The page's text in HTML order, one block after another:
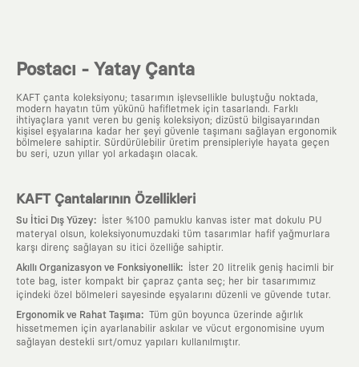
Postacı - Yatay Çanta
KAFT çanta koleksiyonu; tasarımın işlevsellikle buluştuğu noktada,
modern hayatın tüm yükünü hafifletmek için tasarlandı. Farklı
ihtiyaçlara yanıt veren bu geniş koleksiyon; dizüstü bilgisayarından
kişisel eşyalarına kadar her şeyi güvenle taşımanı sağlayan ergonomik
bölmelere sahiptir. Sürdürülebilir üretim prensipleriyle hayata geçen
bu seri, uzun yıllar yol arkadaşın olacak.
KAFT Çantalarının Özellikleri
Su İtici Dış Yüzey:
İster %100 pamuklu kanvas ister mat dokulu PU
materyal olsun, koleksiyonumuzdaki tüm tasarımlar hafif yağmurlara
karşı direnç sağlayan su itici özelliğe sahiptir.
Akıllı Organizasyon ve Fonksiyonellik:
İster 20 litrelik geniş hacimli bir
tote bag, ister kompakt bir çapraz çanta seç; her bir tasarımımız
içindeki özel bölmeleri sayesinde eşyalarını düzenli ve güvende tutar.
Ergonomik ve Rahat Taşıma: Tüm gün boyunca üzerinde ağırlık
hissetmemen için ayarlanabilir askılar ve vücut ergonomisine uyum
sağlayan destekli sırt/omuz yapıları kullanılmıştır.